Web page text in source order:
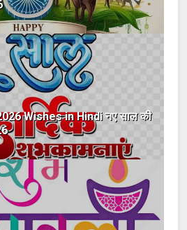
Wishes in Hindi नए साल की